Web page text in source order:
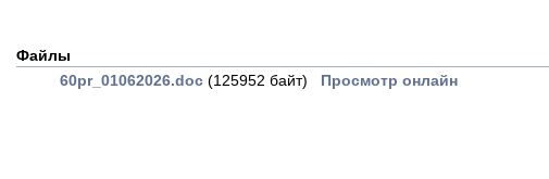
Файлы
60pr_01062026.doc (125952 байт) Просмотр онлайн